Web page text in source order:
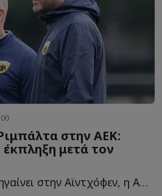
στην ΑΕΚ:
μετά τον
Με τον Σέρβο να πηγαίνει στην Αϊντχόφεν, η ΑΕΚ καλείται τ...